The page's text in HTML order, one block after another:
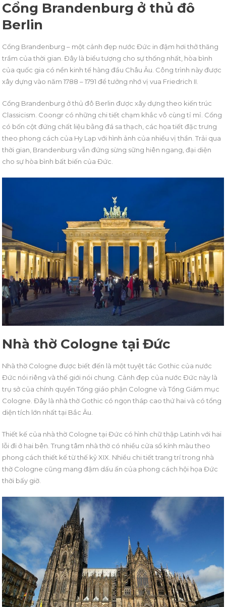
Cổng Brandenburg ở thủ đô
Berlin
Cổng Brandenburg – một cảnh đẹp nước Đức in đậm hơi thở thăng
trầm của thời gian. Đây là biểu tượng cho sự thống nhất, hòa bình
của quốc gia có nền kinh tế hàng đầu Châu Âu. Công trình này được
xây dựng vào năm 1788 – 1791 để tưởng nhớ vị vua Friedrich II.
Cổng Brandenburg ở thủ đô Berlin được xây dựng theo kiến trúc
Classicism. Coongr có những chi tiết chạm khắc vô cùng tỉ mỉ. Cổng
có bốn cột đứng chất liệu bằng đá sa thạch, các họa tiết đặc trưng
theo phong cách của Hy Lạp với hình ảnh của nhiều vị thần. Trải qua
thời gian, Brandenburg vẫn đứng sừng sững hiên ngang, đại diện
cho sự hòa bình bất biến của Đức.
Nhà thờ Cologne tại Đức
Nhà thờ Cologne được biết đến là một tuyệt tác Gothic của nước
Đức nói riêng và thế giới nói chung. Cảnh đẹp của nước Đức này là
trụ sở của chính quyền Tổng giáo phận Cologne và Tổng Giám mục
Cologne. Đây là nhà thờ Gothic có ngọn tháp cao thứ hai và có tổng
diện tích lớn nhất tại Bắc Âu.
Thiết kế của nhà thờ Cologne tại Đức có hình chữ thập Latinh với hai
lỗi đi ở hai bên. Trung tâm nhà thờ có nhiều cửa sổ kính màu theo
phong cách thiết kế từ thế kỷ XIX. Nhiều chi tiết trang trí trong nhà
thờ Cologne cũng mang đậm dấu ấn của phong cách hội họa Đức
thời bấy giờ.